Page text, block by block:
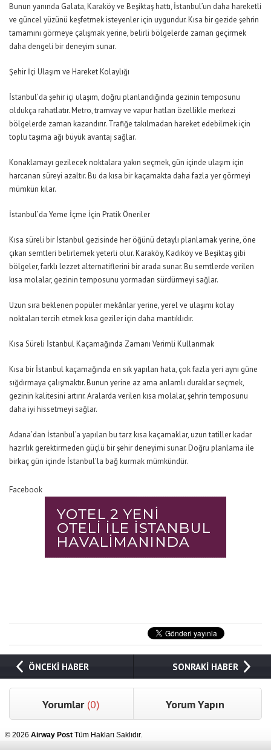
Bunun yanında Galata, Karaköy ve Beşiktaş hattı, İstanbul’un daha hareketli
ve güncel yüzünü keşfetmek isteyenler için uygundur. Kısa bir gezide şehrin
tamamını görmeye çalışmak yerine, belirli bölgelerde zaman geçirmek
daha dengeli bir deneyim sunar.
Şehir İçi Ulaşım ve Hareket Kolaylığı
İstanbul’da şehir içi ulaşım, doğru planlandığında gezinin temposunu
oldukça rahatlatır. Metro, tramvay ve vapur hatları özellikle merkezi
bölgelerde zaman kazandırır. Trafiğe takılmadan hareket edebilmek için
toplu taşıma ağı büyük avantaj sağlar.
Konaklamayı gezilecek noktalara yakın seçmek, gün içinde ulaşım için
harcanan süreyi azaltır. Bu da kısa bir kaçamakta daha fazla yer görmeyi
mümkün kılar.
İstanbul’da Yeme İçme İçin Pratik Öneriler
Kısa süreli bir İstanbul gezisinde her öğünü detaylı planlamak yerine, öne
çıkan semtleri belirlemek yeterli olur. Karaköy, Kadıköy ve Beşiktaş gibi
bölgeler, farklı lezzet alternatiflerini bir arada sunar. Bu semtlerde verilen
kısa molalar, gezinin temposunu yormadan sürdürmeyi sağlar.
Uzun sıra beklenen popüler mekânlar yerine, yerel ve ulaşımı kolay
noktaları tercih etmek kısa geziler için daha mantıklıdır.
Kısa Süreli İstanbul Kaçamağında Zamanı Verimli Kullanmak
Kısa bir İstanbul kaçamağında en sık yapılan hata, çok fazla yeri aynı güne
sığdırmaya çalışmaktır. Bunun yerine az ama anlamlı duraklar seçmek,
gezinin kalitesini artırır. Aralarda verilen kısa molalar, şehrin temposunu
daha iyi hissetmeyi sağlar.
Adana’dan İstanbul’a yapılan bu tarz kısa kaçamaklar, uzun tatiller kadar
hazırlık gerektirmeden güçlü bir şehir deneyimi sunar. Doğru planlama ile
birkaç gün içinde İstanbul’la bağ kurmak mümkündür.
Facebook
ÖNCEKİ HABER SONRAKİ HABER
Yorumlar (0) Yorum Yapın
© 2026 Airway Post Tüm Hakları Saklıdır.